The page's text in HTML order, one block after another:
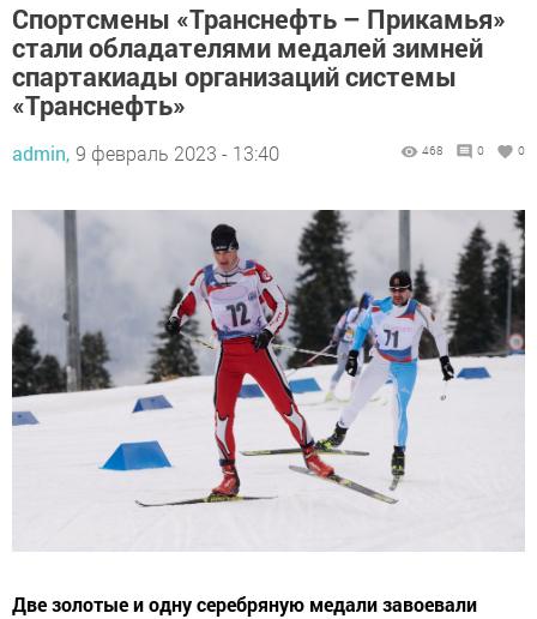
Спортсмены «Транснефть – Прикамья»
стали обладателями медалей зимней
спартакиады организаций системы
«Транснефть»
admin, 9 февраль 2023 - 13:40 468 0 0
Две золотые и одну серебряную медали завоевали